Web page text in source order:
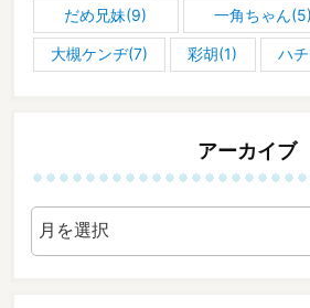
だめ兄妹(9) 一角ちゃん(5)
大槻ケンヂ(7) 彩胡(1) ハ
アーカイブ
ア
ー
カ